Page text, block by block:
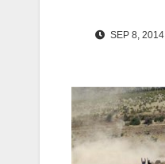
SEP 8, 2014